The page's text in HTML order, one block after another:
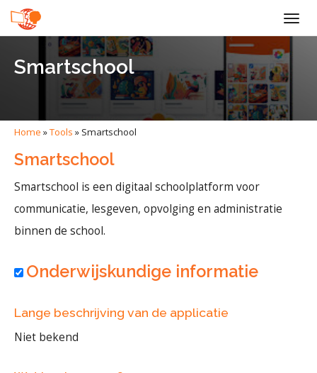
Smartschool
Home »Tools » Smartschool
Smartschool
Smartschool is een digitaal schoolplatform voor
communicatie, lesgeven, opvolging en administratie
binnen de school.
Onderwijskundige informatie
Lange beschrijving van de applicatie
Niet bekend